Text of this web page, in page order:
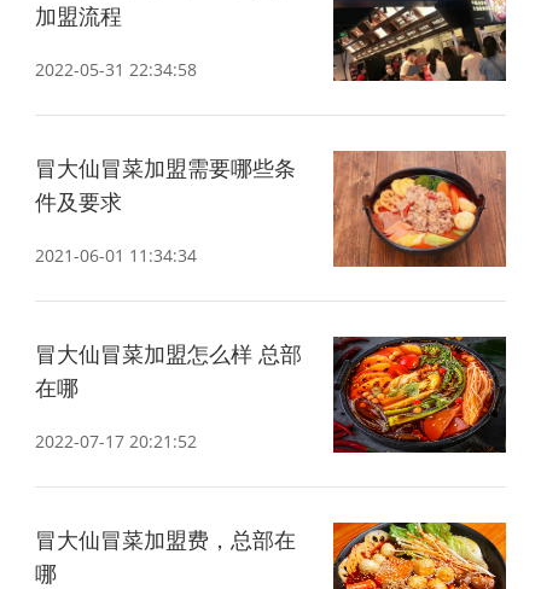
加盟流程
2022-05-31 22:34:58
冒大仙冒菜加盟需要哪些条
件及要求
2021-06-01 11:34:34
冒大仙冒菜加盟怎么样 总部
在哪
2022-07-17 20:21:52
冒大仙冒菜加盟费，总部在
哪